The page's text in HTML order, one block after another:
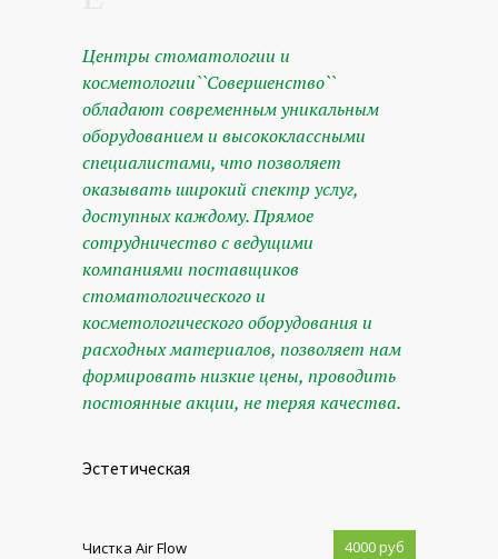
Центры стоматологии и
косметологии``Совершенство``
обладают современным уникальным
оборудованием и высококлассными
специалистами, что позволяет
оказывать широкий спектр услуг,
доступных каждому. Прямое
сотрудничество с ведущими
компаниями поставщиков
стоматологического и
косметологического оборудования и
расходных материалов, позволяет нам
формировать низкие цены, проводить
постоянные акции, не теряя качества.
Эстетическая
Чистка Air Flow 4000 руб